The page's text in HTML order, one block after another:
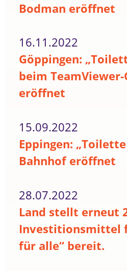
Bodman eröffnet
16.11.2022
Göppingen:
beim TeamViewer-
eröffnet
15.09.2022
Eppingen:
Bahnhof eröffnet
28.07.2022
Land stellt erneut
Investitionsmittel
für alle“ bereit.